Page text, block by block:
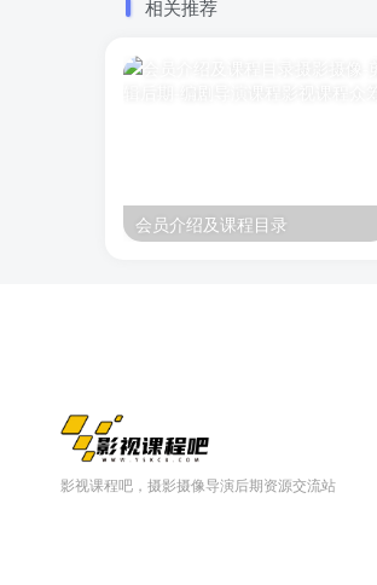
相关推荐
会员介绍及课程目录
影视课程吧，摄影摄像导演后期资源交流站